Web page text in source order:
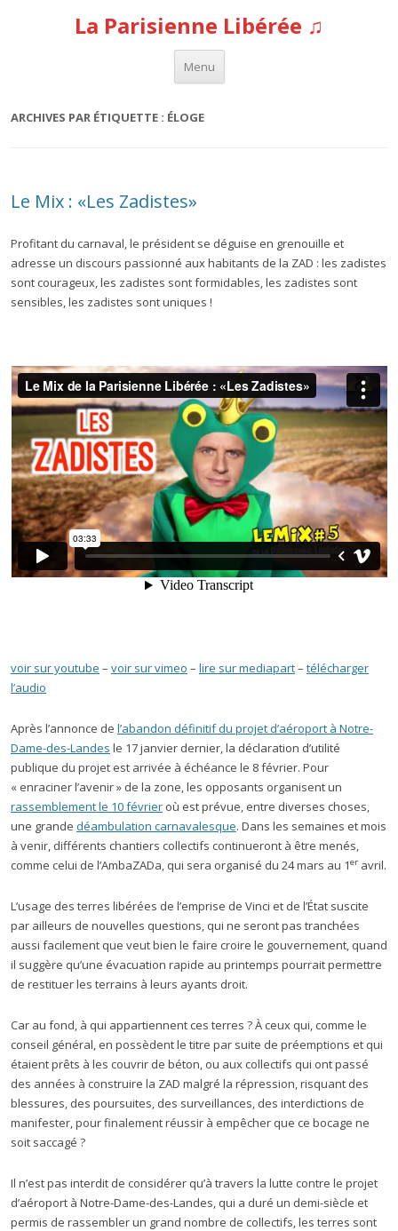
La Parisienne Libérée ♫
Menu
Aller au contenu
ARCHIVES PAR ÉTIQUETTE : ÉLOGE
Le Mix : «Les Zadistes»
Profitant du carnaval, le président se déguise en grenouille et
adresse un discours passionné aux habitants de la ZAD : les zadistes
sont courageux, les zadistes sont formidables, les zadistes sont
sensibles, les zadistes sont uniques !
voir sur youtube – voir sur vimeo – lire sur mediapart– télécharger
l’audio
Après l’annonce de l’abandon définitif du projet d’aéroport à Notre-
Dame-des-Landes le 17 janvier dernier, la déclaration d’utilité
publique du projet est arrivée à échéance le 8 février. Pour
« enraciner l’avenir » de la zone, les opposants organisent un
rassemblement le 10 février où est prévue, entre diverses choses,
une grande déambulation carnavalesque. Dans les semaines et mois
à venir, différents chantiers collectifs continueront à être menés,
comme celui de l’AmbaZADa, qui sera organisé du 24 mars au 1er avril.
L’usage des terres libérées de l’emprise de Vinci et de l’État suscite
par ailleurs de nouvelles questions, qui ne seront pas tranchées
aussi facilement que veut bien le faire croire le gouvernement, quand
il suggère qu’une évacuation rapide au printemps pourrait permettre
de restituer les terrains à leurs ayants droit.
Car au fond, à qui appartiennent ces terres ? À ceux qui, comme le
conseil général, en possèdent le titre par suite de préemptions et qui
étaient prêts à les couvrir de béton, ou aux collectifs qui ont passé
des années à construire la ZAD malgré la répression, risquant des
blessures, des poursuites, des surveillances, des interdictions de
manifester, pour finalement réussir à empêcher que ce bocage ne
soit saccagé ?
Il n’est pas interdit de considérer qu’à travers la lutte contre le projet
d’aéroport à Notre-Dame-des-Landes, qui a duré un demi-siècle et
permis de rassembler un grand nombre de collectifs, les terres sont